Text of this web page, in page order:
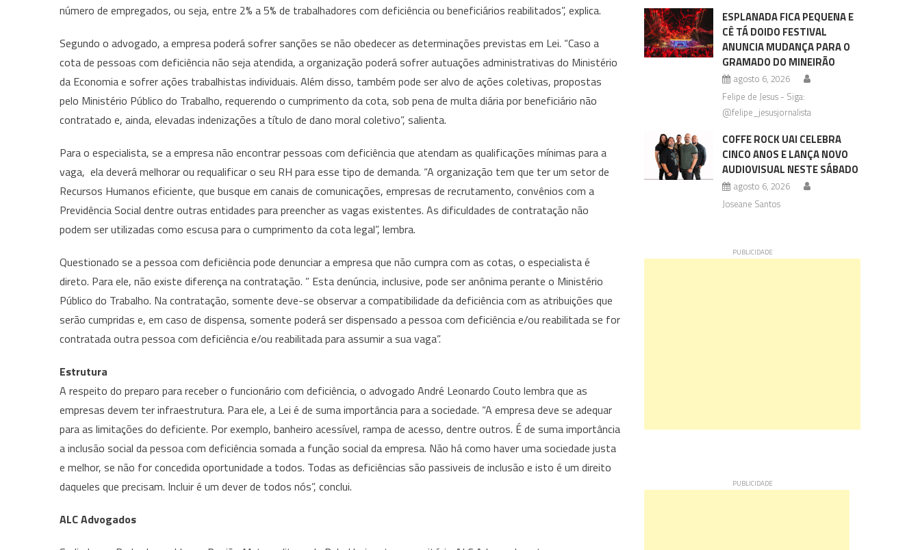
Pessoa
com
número de empregados, ou seja, entre 2% a 5% de trabalhadores com deficiência ou beneficiários reabilitados”, explica.
Segundo o advogado, a empresa poderá sofrer sanções se não obedecer as determinações previstas em Lei. “Caso a
cota de pessoas com deficiência não seja atendida, a organização poderá sofrer autuações administrativas do Ministério
da Economia e sofrer ações trabalhistas individuais. Além disso, também pode ser alvo de ações coletivas, propostas
pelo Ministério Público do Trabalho, requerendo o cumprimento da cota, sob pena de multa diária por beneficiário não
contratado e, ainda, elevadas indenizações a título de dano moral coletivo”, salienta.
Para o especialista, se a empresa não encontrar pessoas com deficiência que atendam as qualificações mínimas para a
vaga, ela deverá melhorar ou requalificar o seu RH para esse tipo de demanda. “A organização tem que ter um setor de
Recursos Humanos eficiente, que busque em canais de comunicações, empresas de recrutamento, convênios com a
Previdência Social dentre outras entidades para preencher as vagas existentes. As dificuldades de contratação não
podem ser utilizadas como escusa para o cumprimento da cota legal”, lembra.
Questionado se a pessoa com deficiência pode denunciar a empresa que não cumpra com as cotas, o especialista é
direto. Para ele, não existe diferença na contratação. ” Esta denúncia, inclusive, pode ser anônima perante o Ministério
Público do Trabalho. Na contratação, somente deve-se observar a compatibilidade da deficiência com as atribuições que
serão cumpridas e, em caso de dispensa, somente poderá ser dispensado a pessoa com deficiência e/ou reabilitada se for
contratada outra pessoa com deficiência e/ou reabilitada para assumir a sua vaga”.
Estrutura
A respeito do preparo para receber o funcionário com deficiência, o advogado André Leonardo Couto lembra que as
empresas devem ter infraestrutura. Para ele, a Lei é de suma importância para a sociedade. “A empresa deve se adequar
para as limitações do deficiente. Por exemplo, banheiro acessível, rampa de acesso, dentre outros. É de suma importância
a inclusão social da pessoa com deficiência somada a função social da empresa. Não há como haver uma sociedade justa
e melhor, se não for concedida oportunidade a todos. Todas as deficiências são passiveis de inclusão e isto é um direito
daqueles que precisam. Incluir é um dever de todos nós”, conclui.
ALC Advogados
ESPLANADA FICA PEQUENA E
CÊ TÁ DOIDO FESTIVAL
ANUNCIA MUDANÇA PARA O
GRAMADO DO MINEIRÃO
agosto 6, 2026
Felipe de Jesus - Siga:
@felipe_jesusjornalista
COFFE ROCK UAI CELEBRA
CINCO ANOS E LANÇA NOVO
AUDIOVISUAL NESTE SÁBADO
agosto 6, 2026
Joseane Santos